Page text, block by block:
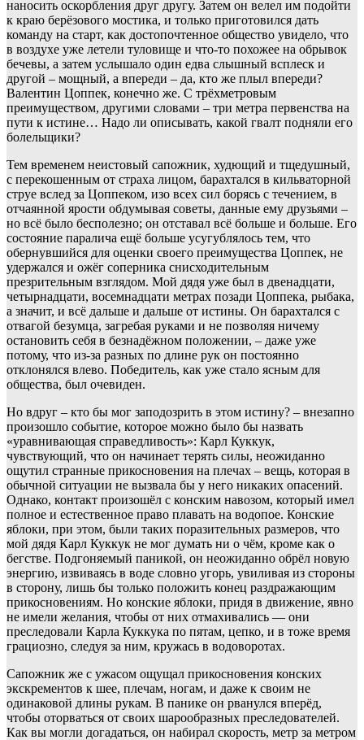
наносить оскорбления друг другу. Затем он велел им подойти
к краю берёзового мостика, и только приготовился дать
команду на старт, как достопочтенное общество увидело, что
в воздухе уже летели туловище и что-то похожее на обрывок
бечевы, а затем услышало один едва слышный всплеск и
другой – мощный, а впереди – да, кто же плыл впереди?
Валентин Цоппек, конечно же. С трёхметровым
преимуществом, другими словами – три метра первенства на
пути к истине… Надо ли описывать, какой гвалт подняли его
болельщики?
Тем временем неистовый сапожник, худющий и тщедушный,
с перекошенным от страха лицом, барахтался в кильваторной
струе вслед за Цоппеком, изо всех сил борясь с течением, в
отчаянной ярости обдумывая советы, данные ему друзьями –
но всё было бесполезно; он отставал всё больше и больше. Его
состояние паралича ещё больше усугублялось тем, что
обернувшийся для оценки своего преимущества Цоппек, не
удержался и ожёг соперника снисходительным
презрительным взглядом. Мой дядя уже был в двенадцати,
четырнадцати, восемнадцати метрах позади Цоппека, рыбака,
а значит, и всё дальше и дальше от истины. Он барахтался с
отвагой безумца, загребая руками и не позволяя ничему
остановить себя в безнадёжном положении, – даже уже
потому, что из-за разных по длине рук он постоянно
отклонялся влево. Победитель, как уже стало ясным для
общества, был очевиден.
Но вдруг – кто бы мог заподозрить в этом истину? – внезапно
произошло событие, которое можно было бы назвать
«уравнивающая справедливость»: Карл Куккук,
чувствующий, что он начинает терять силы, неожиданно
ощутил странные прикосновения на плечах – вещь, которая в
обычной ситуации не вызвала бы у него никаких опасений.
Однако, контакт произошёл с конским навозом, который имел
полное и естественное право плавать на водопое. Конские
яблоки, при этом, были таких поразительных размеров, что
мой дядя Карл Куккук не мог думать ни о чём, кроме как о
бегстве. Подгоняемый паникой, он неожиданно обрёл новую
энергию, извиваясь в воде словно угорь, увиливая из стороны
в сторону, лишь бы только положить конец раздражающим
прикосновениям. Но конские яблоки, придя в движение, явно
не имели желания, чтобы от них отмахивались — они
преследовали Карла Куккука по пятам, цепко, и в тоже время
грациозно, следуя за ним, кружась в водоворотах.
Сапожник же с ужасом ощущал прикосновения конских
экскрементов к шее, плечам, ногам, и даже к своим не
одинаковой длины рукам. В панике он рванулся вперёд,
чтобы оторваться от своих шарообразных преследователей.
Как вы могли догадаться, он набирал скорость, метр за метром